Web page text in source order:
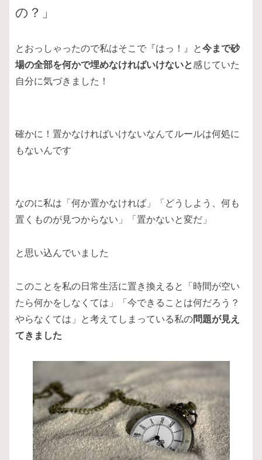
の？」
とおっしゃったので私はそこで『はっ！』と今まで砂
場の全部を何かで埋めなければいけないと感じていた
自分に気づきました！
確かに！置かなければいけないなんてルールは何処に
もないんです
なのに私は「何か置かなければ」「どうしよう、何も
置くものが見つからない」「置かないと変だ」
と思い込んでいました
このことを私の日常生活に置き換えると「時間が空い
たら何かをしなくては」「今できることは何だろう？
やらなくては」と考えてしまっている私の問題が見え
てきました